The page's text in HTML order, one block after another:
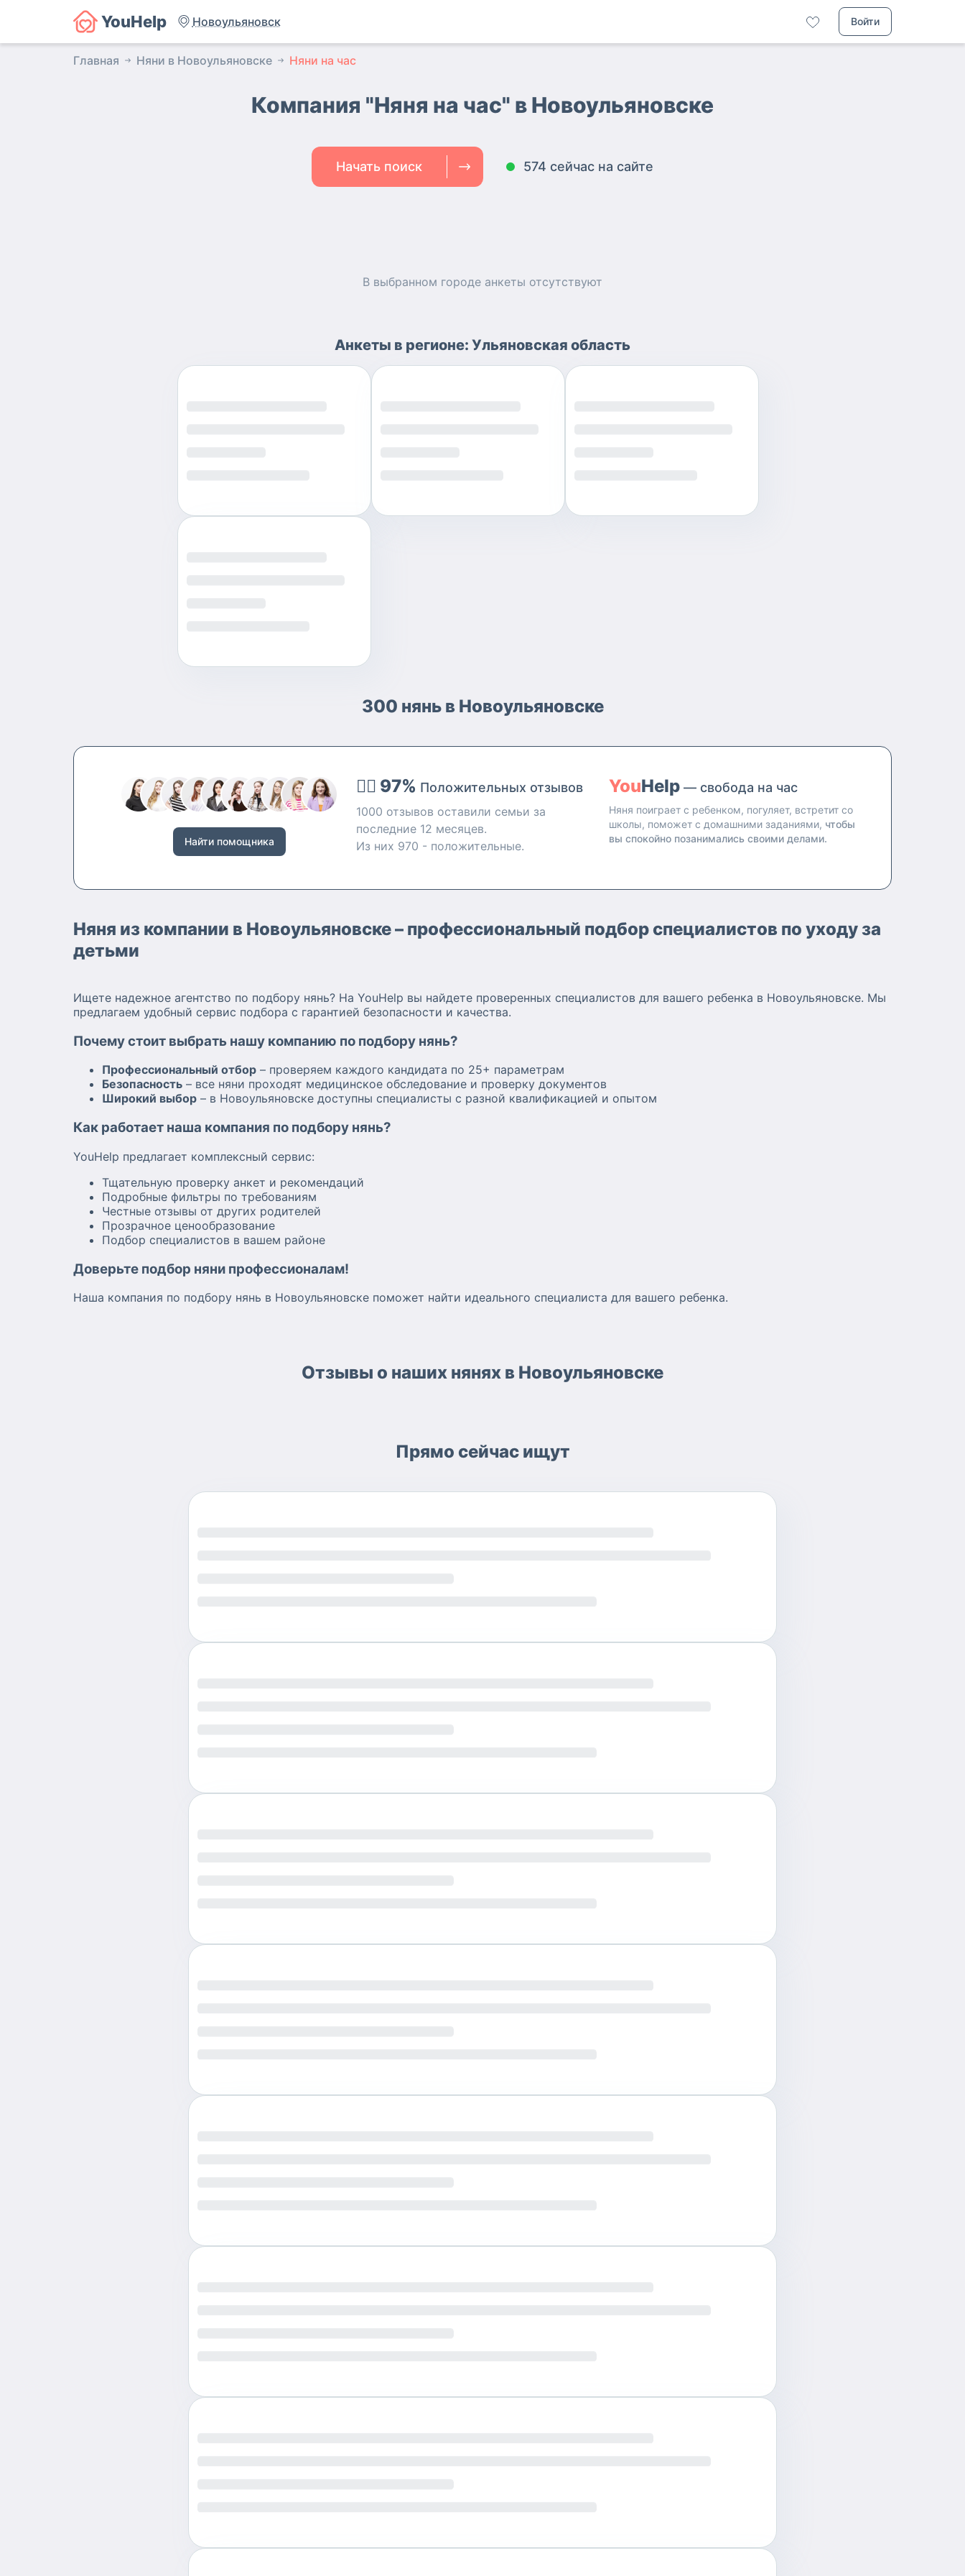
YouHelp Новоульяновск Войти
Главная Няни в Новоульяновске Няни на час
Компания "Няня на час" в Новоульяновске
Начать поиск 574 сейчас на сайте
В выбранном городе анкеты отсутствуют
Анкеты в регионе: Ульяновская область
300 нянь в Новоульяновске
Найти помощника
👍🏻 97% Положительных отзывов
1000 отзывов оставили семьи за
последние 12 месяцев.
Из них 970 - положительные.
YouHelp — свобода на час
Няня поиграет с ребенком, погуляет, встретит со
школы, поможет с домашними заданиями, чтобы
вы спокойно позанимались своими делами.
Няня из компании в Новоульяновске – профессиональный подбор специалистов по уходу за
детьми
Ищете надежное агентство по подбору нянь? На YouHelp вы найдете проверенных специалистов для вашего ребенка в Новоульяновске. Мы
предлагаем удобный сервис подбора с гарантией безопасности и качества.
Почему стоит выбрать нашу компанию по подбору нянь?
Профессиональный отбор – проверяем каждого кандидата по 25+ параметрам
Безопасность – все няни проходят медицинское обследование и проверку документов
Широкий выбор – в Новоульяновске доступны специалисты с разной квалификацией и опытом
Как работает наша компания по подбору нянь?
YouHelp предлагает комплексный сервис:
Тщательную проверку анкет и рекомендаций
Подробные фильтры по требованиям
Честные отзывы от других родителей
Прозрачное ценообразование
Подбор специалистов в вашем районе
Доверьте подбор няни профессионалам!
Наша компания по подбору нянь в Новоульяновске поможет найти идеального специалиста для вашего ребенка.
Отзывы о наших нянях в Новоульяновске
Прямо сейчас ищут